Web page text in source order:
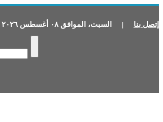
إتصل بنا | السبت، الموافق ٠٨ أغسطس ٢٠٢٦